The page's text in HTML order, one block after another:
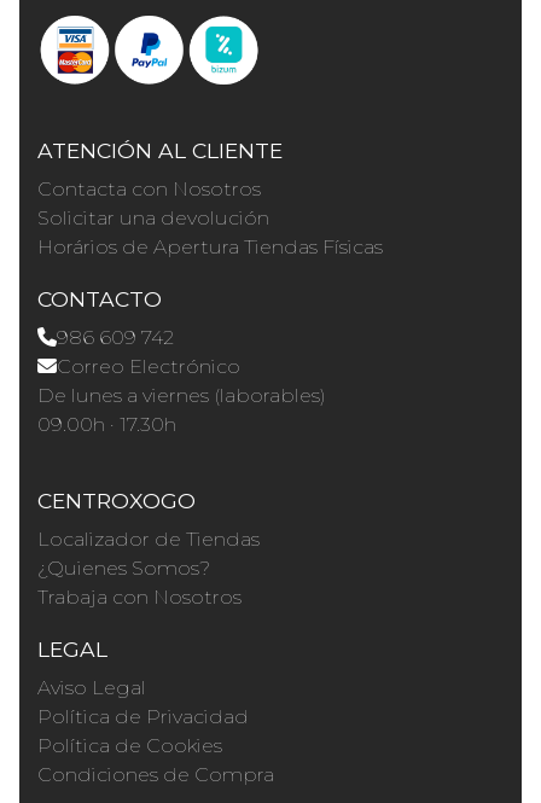
ATENCIÓN AL CLIENTE
Contacta con Nosotros
Solicitar una devolución
Horários de Apertura Tiendas Físicas
CONTACTO
986 609 742
Correo Electrónico
De lunes a viernes (laborables)
09.00h · 17.30h
CENTROXOGO
Localizador de Tiendas
¿Quienes Somos?
Trabaja con Nosotros
LEGAL
Aviso Legal
Política de Privacidad
Política de Cookies
Condiciones de Compra